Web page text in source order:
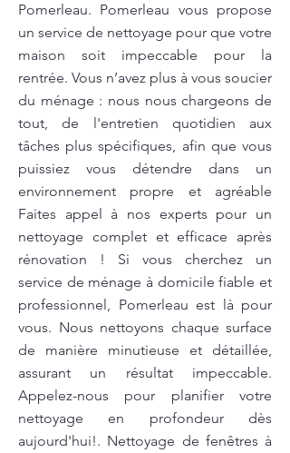
Pomerleau. Pomerleau vous propose
un service de nettoyage pour que votre
maison soit impeccable pour la
rentrée. Vous n’avez plus à vous soucier
du ménage : nous nous chargeons de
tout, de l'entretien quotidien aux
tâches plus spécifiques, afin que vous
puissiez vous détendre dans un
environnement propre et agréable
Faites appel à nos experts pour un
nettoyage complet et efficace après
rénovation ! Si vous cherchez un
service de ménage à domicile fiable et
professionnel, Pomerleau est là pour
vous. Nous nettoyons chaque surface
de manière minutieuse et détaillée,
assurant un résultat impeccable.
Appelez-nous pour planifier votre
nettoyage en profondeur dès
aujourd'hui!. Nettoyage de fenêtres à